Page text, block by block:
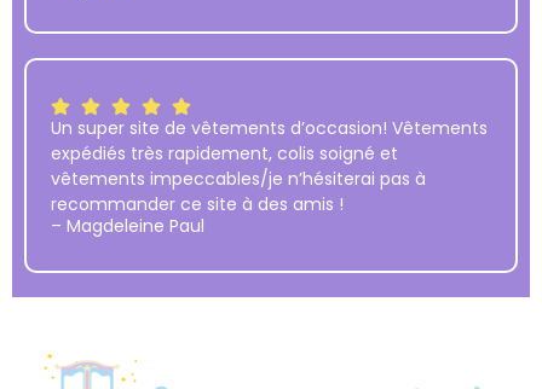
Un super site de vêtements d’occasion! Vêtements
expédiés très rapidement, colis soigné et
vêtements impeccables/je n’hésiterai pas à
recommander ce site à des amis !
– Magdeleine Paul